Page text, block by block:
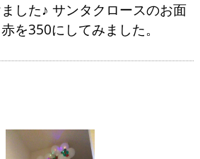
した♪ サンタクロースのお面
を350にしてみました。